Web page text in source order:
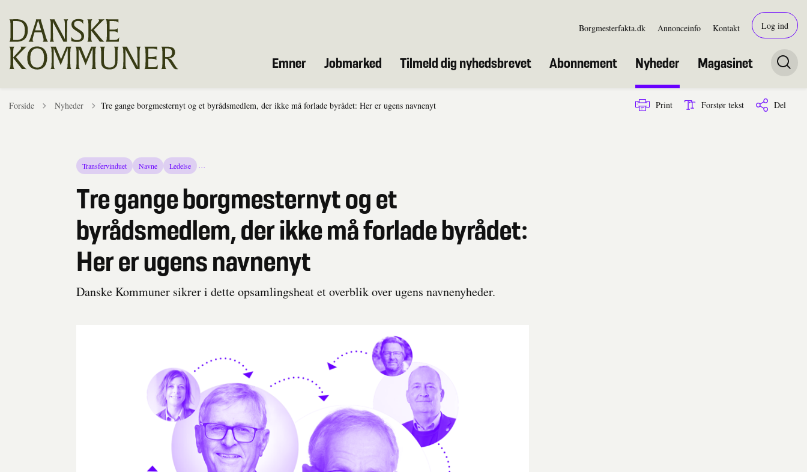
Borgmesterfakta.dk Annonceinfo Kontakt Log ind
Emner Jobmarked Tilmeld dig nyhedsbrevet Abonnement Nyheder Magasinet
Forside Tilbage til
Nyheder Tre gange borgmesternyt og et byrådsmedlem, der ikke må forlade byrådet: Her er ugens navnenyt Print Forstør tekst Del
Transfervinduet Navne Ledelse
Tre gange borgmesternyt og et
byrådsmedlem, der ikke må forlade byrådet:
Her er ugens navnenyt
Danske Kommuner sikrer i dette opsamlingsheat et overblik over ugens navnenyheder.